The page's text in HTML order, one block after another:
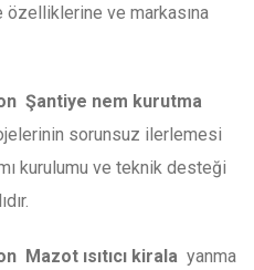
ve markasına
Şantiye nem kurutma
sorunsuz ilerlemesi
kurulumu ve teknik desteği
Mazot ısıtıcı kirala yanma